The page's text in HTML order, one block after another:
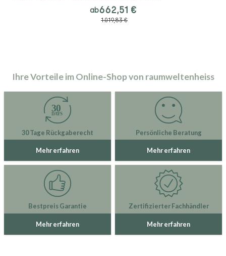
ab662,51 €
1.019,83 €
Ihre Vorteile im Online-Shop von raumweltenheiss
30 Tage Rückgaberecht
Mehr erfahren
Persönliche Beratung
Mehr erfahren
Bestpreis Garantie
Mehr erfahren
Zertifizierter Fachhändler
Mehr erfahren